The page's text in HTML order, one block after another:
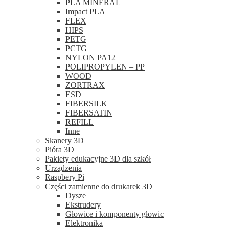
PLA MINERAL
Impact PLA
FLEX
HIPS
PETG
PCTG
NYLON PA12
POLIPROPYLEN – PP
WOOD
ZORTRAX
ESD
FIBERSILK
FIBERSATIN
REFILL
Inne
Skanery 3D
Pióra 3D
Pakiety edukacyjne 3D dla szkół
Urządzenia
Raspbery Pi
Części zamienne do drukarek 3D
Dysze
Ekstrudery
Głowice i komponenty głowic
Elektronika